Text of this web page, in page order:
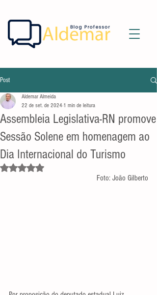
Post
Assembleia Legislativa-RN promove
Sessão Solene em homenagem ao
Dia Internacional do Turismo
Aldemar Almeida
22 de set. de 2024 1 min de leitura
Avaliado com NaN de 5 estrelas.
Foto: João Gilberto